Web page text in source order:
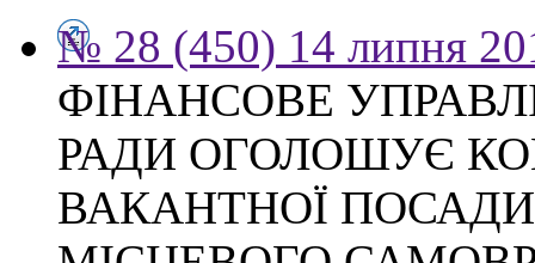
№ 28 (450) 14 липня
ФІНАНСОВЕ
РАДИ ОГОЛОШУЄ
ВАКАНТНОЇ